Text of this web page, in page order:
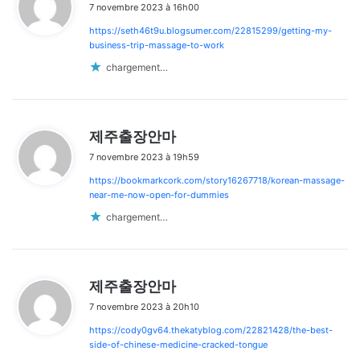
t
:
7 novembre 2023 à 16h00
https://seth46t9u.blogsumer.com/22815299/getting-my-
business-trip-massage-to-work
chargement…
제주출장안마
t
:
7 novembre 2023 à 19h59
https://bookmarkcork.com/story16267718/korean-massage-
near-me-now-open-for-dummies
chargement…
제주출장안마
t
:
7 novembre 2023 à 20h10
https://cody0gv64.thekatyblog.com/22821428/the-best-
side-of-chinese-medicine-cracked-tongue